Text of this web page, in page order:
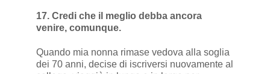
17. Credi che il meglio debba ancora
venire, comunque.
Quando mia nonna rimase vedova alla soglia
dei 70 anni, decise di iscriversi nuovamente al